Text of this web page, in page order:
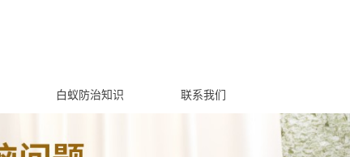
白蚁防治知识 联系我们